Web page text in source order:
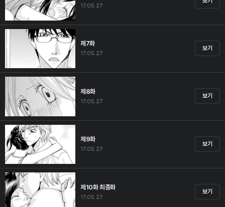
17.05.27
제7화
17.05.27
보기
제8화
17.05.27
보기
제9화
17.05.27
보기
제10화 최종화
17.05.27
보기